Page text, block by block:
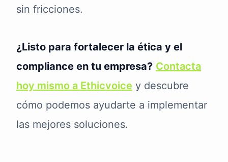
sin fricciones.
¿Listo para fortalecer la ética y el
compliance en tu empresa? Contacta
hoy mismo a Ethicvoice y descubre
cómo podemos ayudarte a implementar
las mejores soluciones.